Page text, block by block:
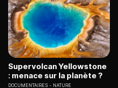
Supervolcan Yellowstone
: menace sur la planète ?
DOCUMENTAIRES NATURE